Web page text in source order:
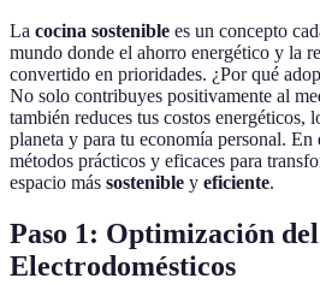
La cocina sostenible es un concepto
mundo donde el ahorro energético y la
convertido en prioridades. ¿Por qué
No solo contribuyes positivamente al
también reduces tus costos energéticos,
planeta y para tu economía personal. En
métodos prácticos y eficaces para
espacio más sostenible y eficiente.
Paso 1: Optimización del
Electrodomésticos